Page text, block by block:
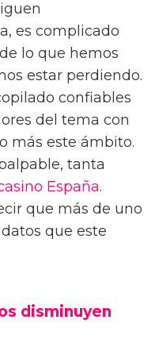
es complicado
lo que hemos
estar perdiendo.
confiables
del tema con
más este ámbito.
tanta
España.
que más de uno
que este
disminuyen